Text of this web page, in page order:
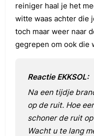
reiniger haal je het
witte waas achter die
toch maar weer naar
gegrepen om ook die
Reactie EKKSOL:
Na een tijdje
op de ruit. Hoe
schoner de ruit
Wacht u te lang